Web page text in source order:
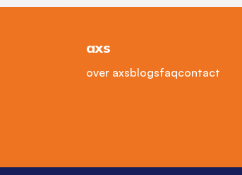
axs
over axsblogsfaqcontact